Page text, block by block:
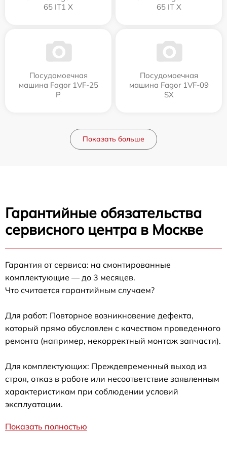
65 IT1 X
65 IT X
Посудомоечная
машина Fagor 1VF-25
P
Посудомоечная
машина Fagor 1VF-09
SX
Показать больше
Гарантийные обязательства
сервисного центра в Москве
Гарантия от сервиса: на смонтированные
комплектующие — до 3 месяцев.
Что считается гарантийным случаем?
Для работ: Повторное возникновение дефекта,
который прямо обусловлен с качеством проведенного
ремонта (например, некорректный монтаж запчасти).
Для комплектующих: Преждевременный выход из
строя, отказ в работе или несоответствие заявленным
характеристикам при соблюдении условий
эксплуатации.
Показать полностью